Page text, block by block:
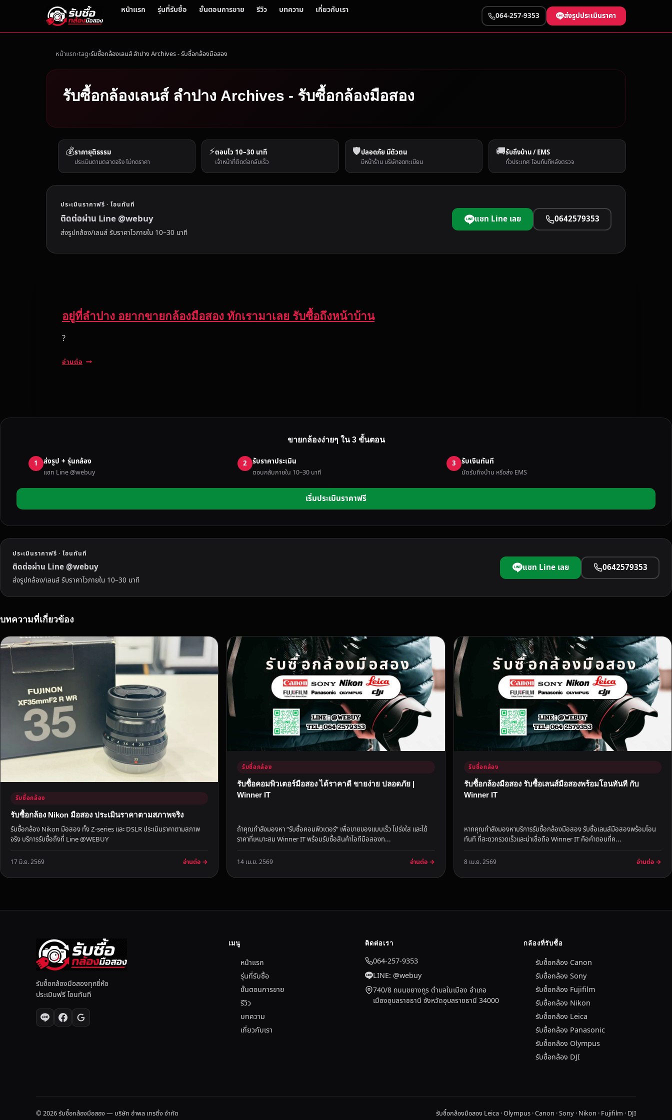
หน้าแรก รุ่นที่รับซื้อ ขั้นตอนการขาย รีวิว บทความ เกี่ยวกับเรา
064-257-9353 ส่งรูปประเมินราคา
หน้าแรก tag รับซื้อกล้องเลนส์ ลำปาง Archives - รับซื้อกล้องมือสอง
รับซื้อกล้องเลนส์ ลำปาง Archives - รับซื้อกล้องมือสอง
💰ราคายุติธรรม
ประเมินตามตลาดจริง ไม่กดราคา
⚡ตอบไว 10–30 นาที
เจ้าหน้าที่ติดต่อกลับเร็ว
🛡️ปลอดภัย มีตัวตน
มีหน้าร้าน บริษัทจดทะเบียน
🚚รับถึงบ้าน / EMS
ทั่วประเทศ โอนทันทีหลังตรวจ
ประเมินราคาฟรี · โอนทันที
ติดต่อผ่าน Line @webuy
ส่งรูปกล้อง/เลนส์ รับราคาไวภายใน 10–30 นาที
แชท Line เลย 0642579353
อยู่ที่ลำปาง อยากขายกล้องมือสอง ทักเรามาเลย รับซื้อถึงหน้าบ้าน
?
อ่านต่อ อ
า
า
ก
ข
ย
ง
มื
อ
ก
เ
บ
ถึ
น้
า
บ้
า
ขายกล้องง่ายๆ ใน 3 ขั้นตอน
1 ส่งรูป + รุ่นกล้อง
แชท Line @webuy
2 รับราคาประเมิน
ตอบกลับภายใน 10–30 นาที
3 รับเงินทันที
นัดรับถึงบ้าน หรือส่ง EMS
เริ่มประเมินราคาฟรี
ประเมินราคาฟรี · โอนทันที
ติดต่อผ่าน Line @webuy
ส่งรูปกล้อง/เลนส์ รับราคาไวภายใน 10–30 นาที
แชท Line เลย 0642579353
บทความที่เกี่ยวข้อง
รับซื้อกล้อง
รับซื้อกล้อง Nikon มือสอง ประเมินราคาตามสภาพจริง
รับซื้อกล้อง Nikon มือสอง ทั้ง Z-series และ DSLR ประเมินราคาตามสภาพ
จริง บริการรับซื้อถึงที่ Line @WEBUY
17 มิ.ย. 2569 อ่านต่อ →
รับซื้อกล้อง
รับซื้อคอมพิวเตอร์มือสอง ได้ราคาดี ขายง่าย ปลอดภัย |
Winner IT
ถ้าคุณกำลังมองหา “รับซื้อคอมพิวเตอร์” เพื่อขายของแบบเร็ว โปร่งใส และได้
ราคาที่เหมาะสม Winner IT พร้อมรับซื้อสินค้าไอทีมือสองท...
14 เม.ย. 2569 อ่านต่อ →
รับซื้อกล้อง
รับซื้อกล้องมือสอง รับซื้อเลนส์มือสองพร้อมโอนทันที กับ
Winner IT
หากคุณกำลังมองหาบริการรับซื้อกล้องมือสอง รับซื้อเลนส์มือสองพร้อมโอน
ทันที ที่สะดวกรวดเร็วและน่าเชื่อถือ Winner IT คือคำตอบที่ค...
8 เม.ย. 2569 อ่านต่อ →
รับซื้อกล้องมือสองทุกยี่ห้อ
ประเมินฟรี โอนทันที
เมนู
หน้าแรก
รุ่นที่รับซื้อ
ขั้นตอนการขาย
รีวิว
บทความ
เกี่ยวกับเรา
ติดต่อเรา
064-257-9353
LINE: @webuy
740/8 ถนนชยางกูร ตำบลในเมือง อำเภอ
เมืองอุบลราชธานี จังหวัดอุบลราชธานี 34000
กล้องที่รับซื้อ
รับซื้อกล้อง Canon
รับซื้อกล้อง Sony
รับซื้อกล้อง Fujifilm
รับซื้อกล้อง Nikon
รับซื้อกล้อง Leica
รับซื้อกล้อง Panasonic
รับซื้อกล้อง Olympus
รับซื้อกล้อง DJI
© 2026 รับซื้อกล้องมือสอง — บริษัท อำพล เทรดิ้ง จำกัด รับซื้อกล้องมือสอง Leica · Olympus · Canon · Sony · Nikon · Fujifilm · DJI